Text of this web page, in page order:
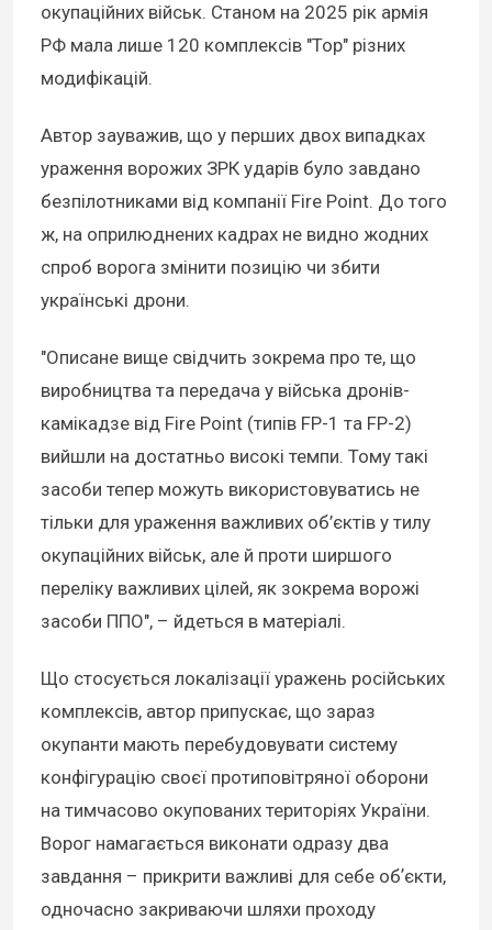
окупаційних військ. Станом на 2025 рік армія
РФ мала лише 120 комплексів "Тор" різних
модифікацій.
Автор зауважив, що у перших двох випадках
ураження ворожих ЗРК ударів було завдано
безпілотниками від компанії Fire Point. До того
ж, на оприлюднених кадрах не видно жодних
спроб ворога змінити позицію чи збити
українські дрони.
"Описане вище свідчить зокрема про те, що
виробництва та передача у війська дронів-
камікадзе від Fire Point (типів FP-1 та FP-2)
вийшли на достатньо високі темпи. Тому такі
засоби тепер можуть використовуватись не
тільки для ураження важливих об’єктів у тилу
окупаційних військ, але й проти ширшого
переліку важливих цілей, як зокрема ворожі
засоби ППО", – йдеться в матеріалі.
Що стосується локалізації уражень російських
комплексів, автор припускає, що зараз
окупанти мають перебудовувати систему
конфігурацію своєї протиповітряної оборони
на тимчасово окупованих територіях України.
Ворог намагається виконати одразу два
завдання – прикрити важливі для себе обʼєкти,
одночасно закриваючи шляхи проходу